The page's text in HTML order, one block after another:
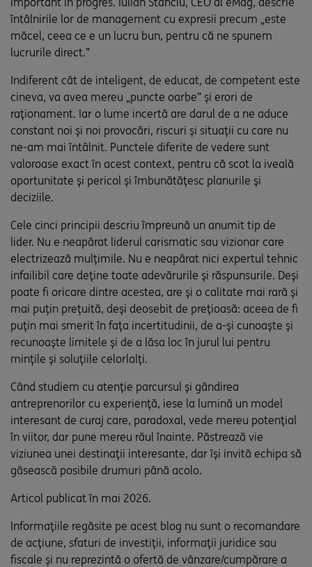
întâlnirile lor de management cu expresii precum „este
măcel, ceea ce e un lucru bun, pentru că ne spunem
lucrurile direct.”
Indiferent cât de inteligent, de educat, de competent este
cineva, va avea mereu „puncte oarbe” și erori de
raționament. Iar o lume incertă are darul de a ne aduce
constant noi și noi provocări, riscuri și situații cu care nu
ne-am mai întâlnit. Punctele diferite de vedere sunt
valoroase exact în acest context, pentru că scot la iveală
oportunitate și pericol și îmbunătățesc planurile și
deciziile.
Cele cinci principii descriu împreună un anumit tip de
lider. Nu e neapărat liderul carismatic sau vizionar care
electrizează mulțimile. Nu e neapărat nici expertul tehnic
infailibil care deține toate adevărurile și răspunsurile. Deși
poate fi oricare dintre acestea, are și o calitate mai rară și
mai puțin prețuită, deși deosebit de prețioasă: aceea de fi
puțin mai smerit în fața incertitudinii, de a-și cunoaște și
recunoaște limitele și de a lăsa loc în jurul lui pentru
mințile și soluțiile celorlalți.
Când studiem cu atenție parcursul și gândirea
antreprenorilor cu experiență, iese la lumină un model
interesant de curaj care, paradoxal, vede mereu potențial
în viitor, dar pune mereu răul înainte. Păstrează vie
viziunea unei destinații interesante, dar își invită echipa să
găsească posibile drumuri până acolo.
Articol publicat în mai 2026.
Informațiile regăsite pe acest blog nu sunt o recomandare
de acțiune, sfaturi de investiții, informații juridice sau
fiscale și nu reprezintă o ofertă de vânzare/cumpărare a